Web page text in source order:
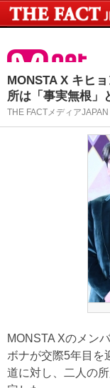
MONSTA X キヒ
所は「事実無根」
THE FACTメディア
MONSTA Xのメン
ボナが交際5年目を
道に対し、二人の